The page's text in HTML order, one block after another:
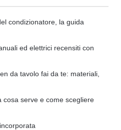
condizionatore, la guida
ed elettrici recensiti con
da tavolo fai da te: materiali,
cosa serve e come scegliere